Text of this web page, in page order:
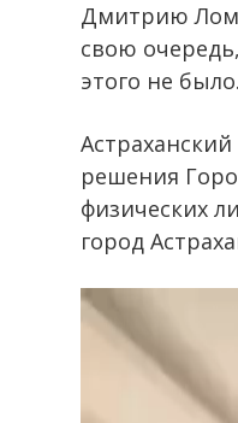
Дмитрию
свою
этого не было.
решения
физических
город
Видеоплеер